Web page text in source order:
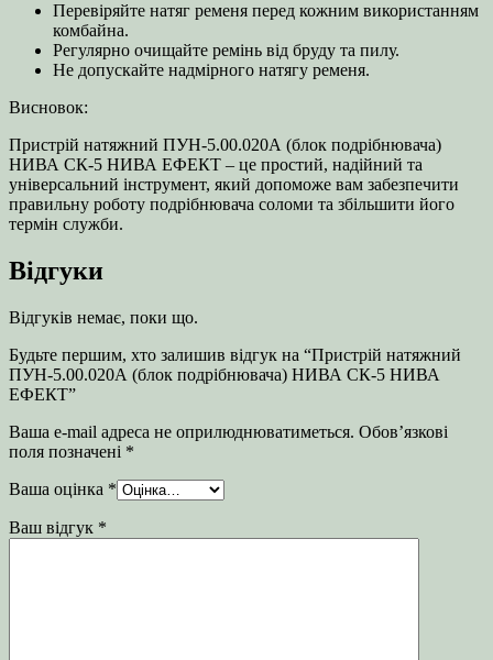
Перевіряйте натяг ременя перед кожним використанням
комбайна.
Регулярно очищайте ремінь від бруду та пилу.
Не допускайте надмірного натягу ременя.
Висновок:
Пристрій натяжний ПУН-5.00.020А (блок подрібнювача)
НИВА СК-5 НИВА ЕФЕКТ – це простий, надійний та
універсальний інструмент, який допоможе вам забезпечити
правильну роботу подрібнювача соломи та збільшити його
термін служби.
Відгуки
Відгуків немає, поки що.
Будьте першим, хто залишив відгук на “Пристрій натяжний
ПУН-5.00.020А (блок подрібнювача) НИВА СК-5 НИВА
ЕФЕКТ”
Ваша e-mail адреса не оприлюднюватиметься. Обов’язкові
поля позначені *
Ваша оцінка *
Ваш відгук *